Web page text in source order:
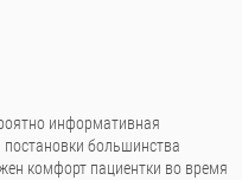
информативная
большинства
комфорт пациентки во время